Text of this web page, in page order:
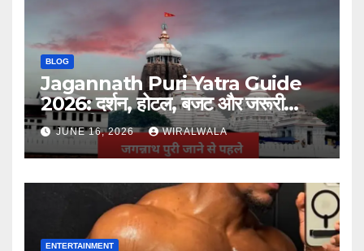
BLOG
Jagannath Puri Yatra Guide
2026: दर्शन, होटल, बजट और जरूरी
जानकारी
JUNE 16, 2026 WIRALWALA
ENTERTAINMENT